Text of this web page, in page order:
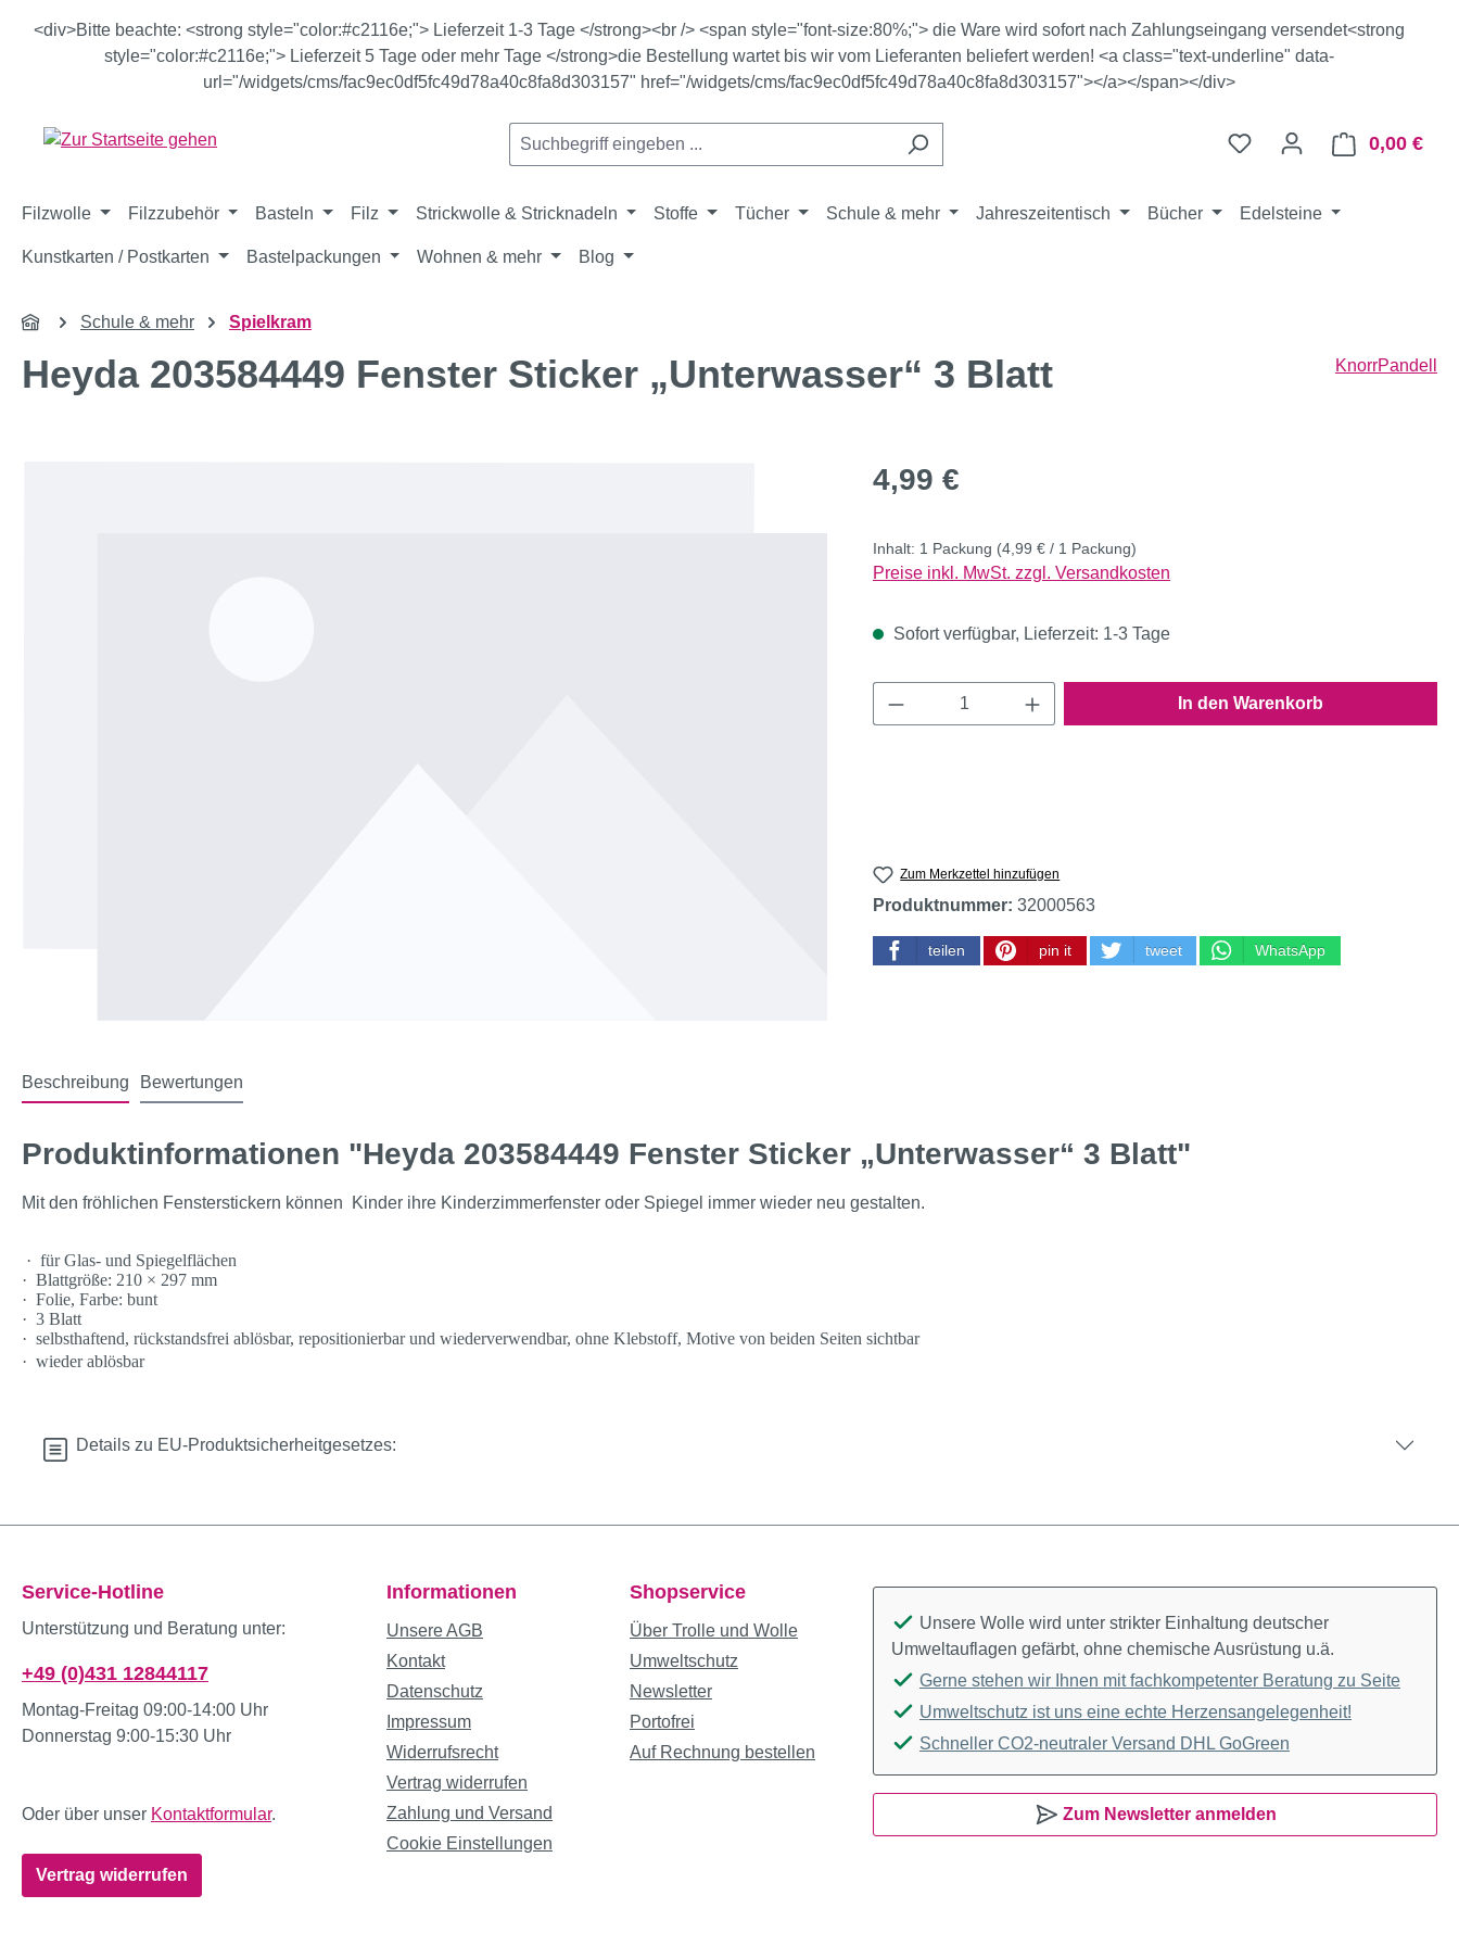
Hauptinhalt springen
Zur Suche springen
Zur Hauptnavigation springen
<div>Bitte beachte: <strong style="color:#c2116e;"> Lieferzeit 1-3 Tage </strong><br /> <span style="font-size:80%;"> die Ware wird sofort nach Zahlungseingang versendet<strong
style="color:#c2116e;"> Lieferzeit 5 Tage oder mehr Tage </strong>die Bestellung wartet bis wir vom Lieferanten beliefert werden! <a class="text-underline" data-
url="/widgets/cms/fac9ec0df5fc49d78a40c8fa8d303157" href="/widgets/cms/fac9ec0df5fc49d78a40c8fa8d303157"></a></span></div>
0,00 €
Filzwolle Filzzubehör Basteln Filz Strickwolle & Stricknadeln Stoffe Tücher Schule & mehr Jahreszeitentisch Bücher Edelsteine
Kunstkarten / Postkarten Bastelpackungen Wohnen & mehr Blog
Schule & mehr Spielkram
Heyda 203584449 Fenster Sticker „Unterwasser“ 3 Blatt KnorrPandell
Regulärer Preis:
4,99 €
Inhalt: 1 Packung (4,99 € / 1 Packung)
Preise inkl. MwSt. zzgl. Versandkosten
Sofort verfügbar, Lieferzeit: 1-3 Tage
Produkt Anzahl: Gib den gewünschten Wert ein
In den Warenkorb
Zum Merkzettel hinzufügen
Produktnummer: 32000563
teilen pin it tweet WhatsApp
Beschreibung Bewertungen
Produktinformationen "Heyda 203584449 Fenster Sticker „Unterwasser“ 3 Blatt"
Mit den fröhlichen Fensterstickern können Kinder ihre Kinderzimmerfenster oder Spiegel immer wieder neu gestalten.
· für Glas- und Spiegelflächen
· Blattgröße: 210 × 297 mm
· Folie, Farbe: bunt
· 3 Blatt
· selbsthaftend, rückstandsfrei ablösbar, repositionierbar und wiederverwendbar, ohne Klebstoff, Motive von beiden Seiten sichtbar
· wieder ablösbar
Details zu EU-Produktsicherheitgesetzes:
Service-Hotline
Unterstützung und Beratung unter:
+49 (0)431 12844117
Montag-Freitag 09:00-14:00 Uhr
Donnerstag 9:00-15:30 Uhr
Oder über unser Kontaktformular.
Vertrag widerrufen
Informationen
Unsere AGB
Kontakt
Datenschutz
Impressum
Widerrufsrecht
Vertrag widerrufen
Zahlung und Versand
Cookie Einstellungen
Shopservice
Über Trolle und Wolle
Umweltschutz
Newsletter
Portofrei
Auf Rechnung bestellen
Unsere Wolle wird unter strikter Einhaltung deutscher
Umweltauflagen gefärbt, ohne chemische Ausrüstung u.ä.
Gerne stehen wir Ihnen mit fachkompetenter Beratung zu Seite
Umweltschutz ist uns eine echte Herzensangelegenheit!
Schneller CO2-neutraler Versand DHL GoGreen
Zum Newsletter anmelden